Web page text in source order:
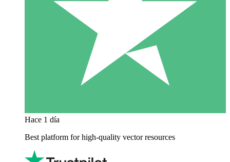
Hace 1 día
Best platform for high-quality vector resources